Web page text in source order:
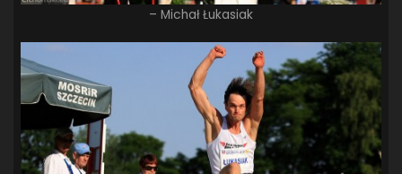
– Michał Łukasiak